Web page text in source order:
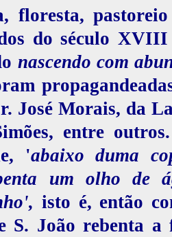
floresta,
do século
nascendo com
José Morais, da
entre
'abaixo duma
um olho de
isto é, então
S. João rebenta